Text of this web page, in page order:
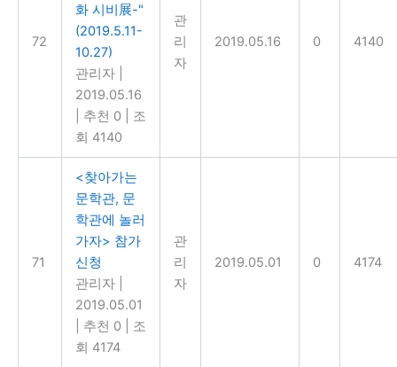
72
화 시비展-"
(2019.5.11-
10.27)
관리자
2019.05.16
추천 0
조
회 4140
관
리
자
2019.05.16 0 4140
71
<찾아가는
문학관, 문
학관에 놀러
가자> 참가
신청
관리자
2019.05.01
추천 0
조
회 4174
관
리
자
2019.05.01 0 4174